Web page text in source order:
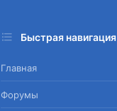
Быстрая навигация
Главная
Форумы